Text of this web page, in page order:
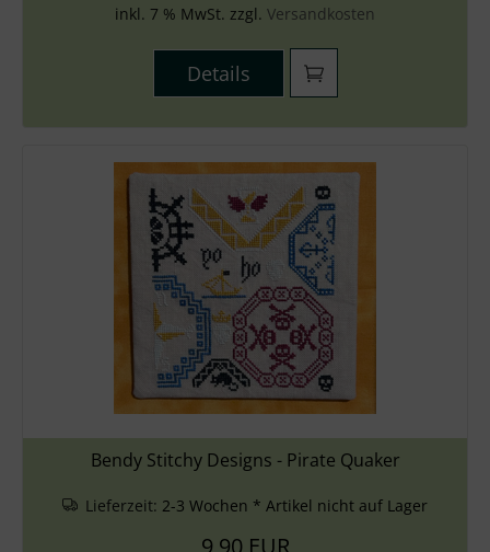
inkl. 7 % MwSt. zzgl. Versandkosten
Details
Bendy Stitchy Designs - Pirate Quaker
Lieferzeit: 2-3 Wochen * Artikel nicht auf Lager
9,90 EUR